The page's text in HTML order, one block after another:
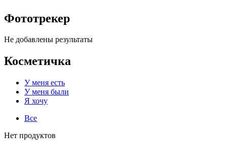
Фототрекер
Не добавлены результаты
Косметичка
У меня есть
У меня были
Я хочу
Все
Нет продуктов